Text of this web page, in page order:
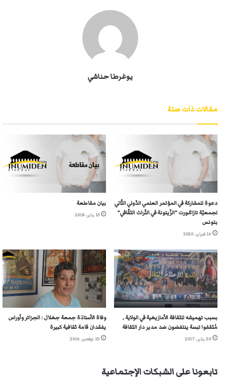
يوغرطا حناشي
مقالات ذات صلة
دعوة للمشاركة في المؤتمر العلمي الدّولي الثّاني
لجمعيّة تازامّورت ”الزّيتونة في التّراث الثقّافي”
بتونس
16 فبراير، 2020
بيان مقاطعة
13 يناير، 2018
بسبب تهميشه للثقافة الأمازيغية في الولاية ,
مُثقفوا تبسة ينتفضون ضد مدير دار الثقافة
20 يناير، 2017
وفاة الأستاذة جمعة جغلال : الجزائر وأوراس
يفقدان قامة ثقافية كبيرة
15 نوفمبر، 2016
تابعونا على الشبكات الإجتماعية